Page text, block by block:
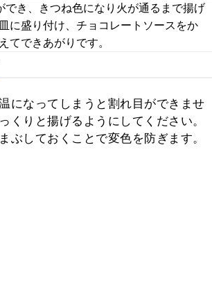
でき、きつね色になり火が通るまで揚げ
に盛り付け、チョコレートソースをか
てできあがりです。
になってしまうと割れ目ができませ
くりと揚げるようにしてください。
ぶしておくことで変色を防ぎます。